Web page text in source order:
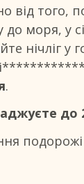
від того,
до моря, у
нічліг у
.
до